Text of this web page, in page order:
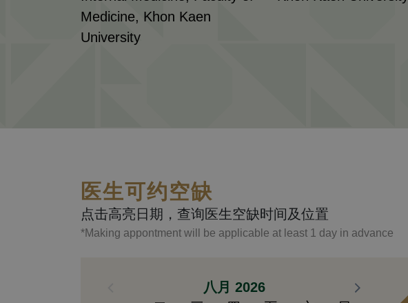
Medicine, Khon Kaen
University
医生可约空缺
点击高亮日期，查询医生空缺时间及位置
*Making appontment will be applicable at least 1 day in advance
八月 2026